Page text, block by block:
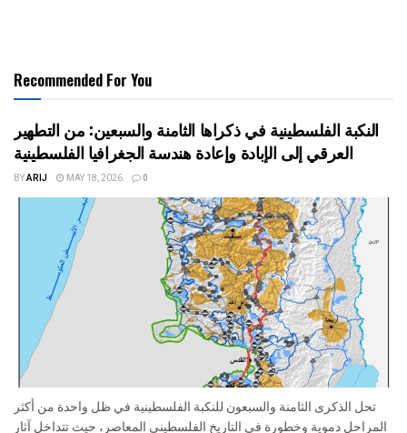
Recommended For You
النكبة الفلسطينية في ذكراها الثامنة والسبعين: من التطهير
BYARIJ MAY 18, 2026 0
تحل الذكرى الثامنة والسبعون للنكبة الفلسطينية في ظل واحدة من أكثر
المراحل دموية وخطورة في التاريخ الفلسطيني المعاصر، حيث تتداخل آثار